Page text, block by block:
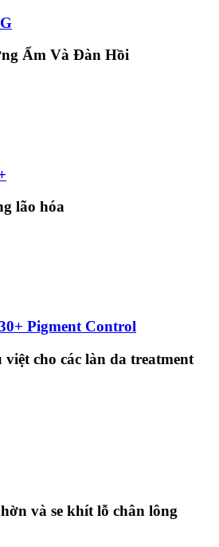
Ẩm Và Đàn Hồi
lão hóa
Pigment Control
cho các làn da treatment
và se khít lỗ chân lông